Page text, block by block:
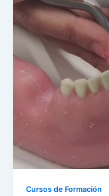
Cursos de Formación